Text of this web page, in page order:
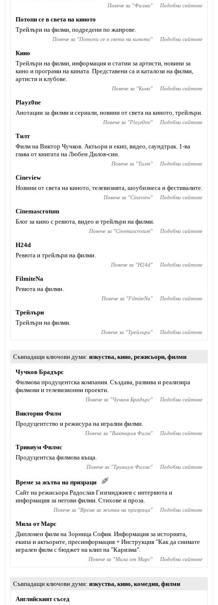
Повече за "Филми" Подобни сайтове
Потопи се в света на киното
Трейлъри на филми, подредени по жанрове.
Повече за "Потопи се в света на киното" Подобни сайтове
Кино
Трейлъри на филми, информация и статии за артисти, новини за
кино и програми на кината. Представени са и каталози на филми,
артисти и клубове.
Повече за "Кино" Подобни сайтове
Playz0ne
Анотации за филми и сериали, новини от света на киното, трейлъри.
Повече за "Playz0ne" Подобни сайтове
Тилт
Филм на Виктор Чучков. Актьори и екип, видео, саундтрак. 1-ва
глава от книгата на Любен Дилов-син.
Повече за "Тилт" Подобни сайтове
Cineview
Новини от света на киното, телевизията, шоубизнеса и фестивалите.
Повече за "Cineview" Подобни сайтове
Cinemascrotum
Блог за кино с ревюта, видео и трейлъри на филми.
Повече за "Cinemascrotum" Подобни сайтове
H24d
Ревюта и трейлъри на филми.
Повече за "H24d" Подобни сайтове
FilmiteNa
Ревюта на филми.
Повече за "FilmiteNa" Подобни сайтове
Трейлъри
Трейлъри на филми.
Повече за "Трейлъри" Подобни сайтове
Съвпадащи ключови думи изкуства, кино, режисьори, филми
Чучков Брадърс
Филмова продуцентска компания. Създава, развива и реализира
филмови и телевизионни проекти.
Повече за "Чучков Брадърс" Подобни сайтове
Виктория Филм
Продуцентство и режисура на игрални филми.
Повече за "Виктория Филм" Подобни сайтове
Тривиум Филмс
Продуцентска филмова къща.
Повече за "Тривиум Филмс" Подобни сайтове
Време за жътва на призраци
Сайт на режисьора Радослав Гизгинджиев с интервюта и
информация за негови филми. Стихове и проза.
Повече за "Време за жътва на призраци" Подобни сайтове
Мила от Марс
Дипломен филм на Зорница София. Информация за историята,
екипа и актьорите, пресинформация + Инструкция "Как да снимате
игрален филм с бюджет на клип на "Каризма".
Повече за "Мила от Марс" Подобни сайтове
Съвпадащи ключови думи изкуства, кино, комедия, филми
Английският съсед